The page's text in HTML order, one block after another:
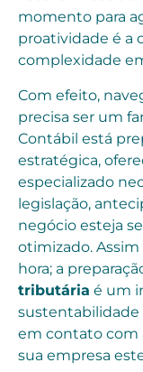
momento para
proatividade é a
complexidade
Com efeito,
precisa ser um
Contábil está
estratégica,
especializado
legislação,
negócio esteja
otimizado.
hora; a
tributária é um
sustentabilidade
em contato com
sua empresa